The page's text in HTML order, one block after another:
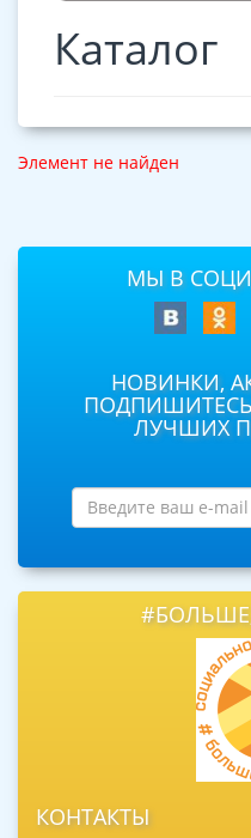
Каталог
Элемент не найден
МЫ В
НОВИНКИ,
ПОДПИШИТЕСЬ
ЛУЧШИХ
КОНТАКТЫ